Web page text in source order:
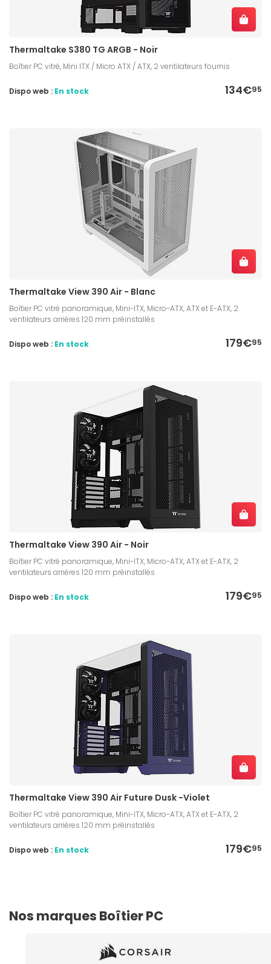
Thermaltake S380 TG ARGB - Noir
Boîtier PC vitré, Mini ITX / Micro ATX / ATX, 2 ventilateurs fournis
134€95
Dispo web : En stock
Thermaltake View 390 Air - Blanc
Boîtier PC vitré panoramique, Mini-ITX, Micro-ATX, ATX et E-ATX, 2
ventilateurs arrières 120 mm préinstallés
179€95
Dispo web : En stock
Thermaltake View 390 Air - Noir
Boîtier PC vitré panoramique, Mini-ITX, Micro-ATX, ATX et E-ATX, 2
ventilateurs arrières 120 mm préinstallés
179€95
Dispo web : En stock
Thermaltake View 390 Air Future Dusk -Violet
Boîtier PC vitré panoramique, Mini-ITX, Micro-ATX, ATX et E-ATX, 2
ventilateurs arrières 120 mm préinstallés
179€95
Dispo web : En stock
Nos marques Boîtier PC